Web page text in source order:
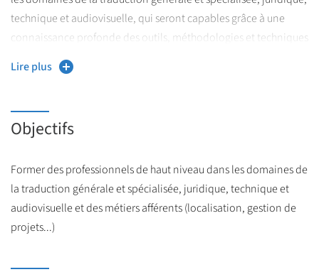
technique et audiovisuelle, qui seront capables grâce à une
connaissance profonde des outils, méthodologies et techniques
de traduction, d’assurer leurs missions de traduction en exercice
libéral ou au sein des entreprises et administrations.
Lire plus
Objectifs
Former des professionnels de haut niveau dans les domaines de
la traduction générale et spécialisée, juridique, technique et
audiovisuelle et des métiers afférents (localisation, gestion de
projets...)